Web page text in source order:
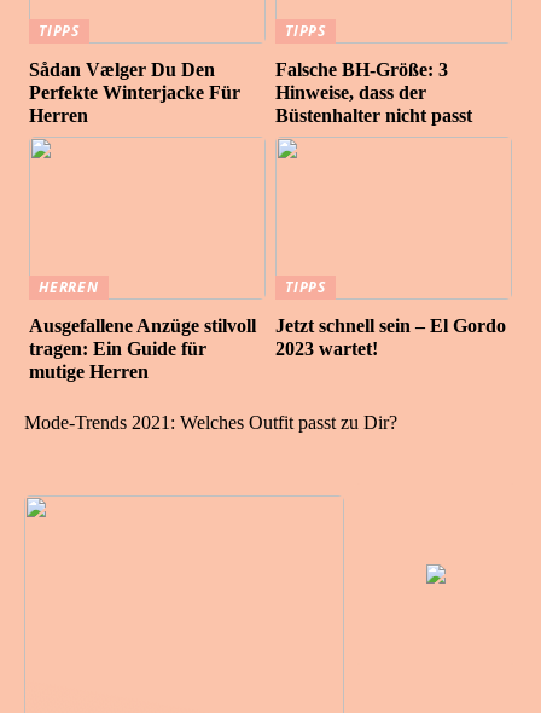
TIPPS
Sådan Vælger Du Den
Perfekte Winterjacke Für
Herren
TIPPS
Falsche BH-Größe: 3
Hinweise, dass der
Büstenhalter nicht passt
HERREN
Ausgefallene Anzüge stilvoll
tragen: Ein Guide für
mutige Herren
TIPPS
Jetzt schnell sein – El Gordo
2023 wartet!
Mode-Trends 2021: Welches Outfit passt zu Dir?